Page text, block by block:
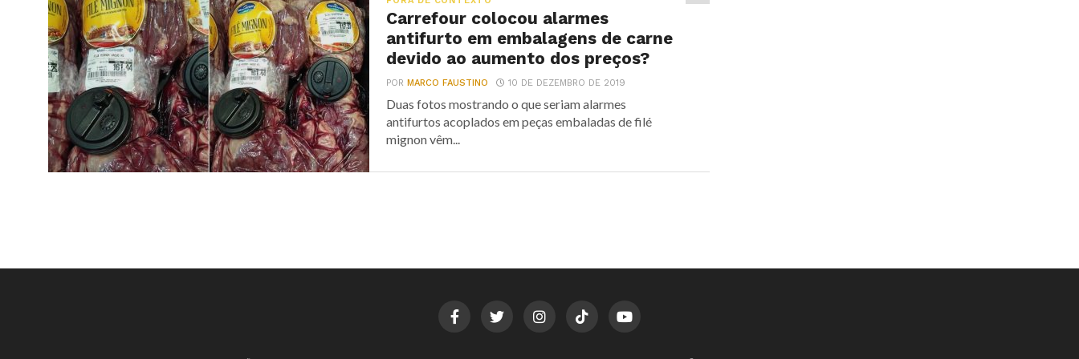
Carrefour colocou alarmes
antifurto em embalagens de carne
devido ao aumento dos preços?
PORMARCO FAUSTINO 10 DE DEZEMBRO DE 2019
Duas fotos mostrando o que seriam alarmes
antifurtos acoplados em peças embaladas de filé
mignon vêm...